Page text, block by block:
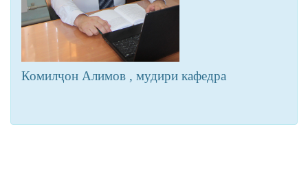
Комилҷон Алимов , мудири кафедра